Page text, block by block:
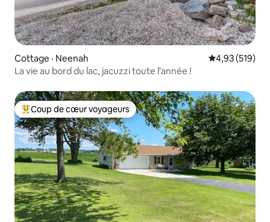
Cottage · Neenah Note
4,93 (519)
La vie au bord du lac, jacuzzi toute l'année !
Coup de cœur voyageurs parmi les plus aimés
Coup de cœur voyageurs